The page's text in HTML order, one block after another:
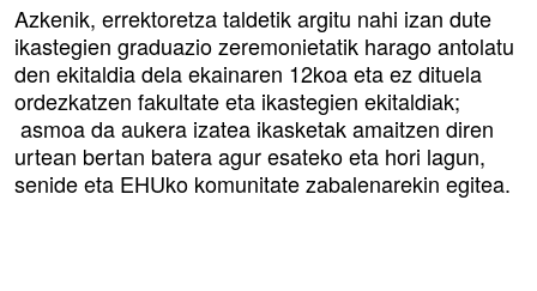
Azkenik, errektoretza taldetik argitu nahi izan dute
ikastegien graduazio zeremonietatik harago antolatu
den ekitaldia dela ekainaren 12koa eta ez dituela
ordezkatzen fakultate eta ikastegien ekitaldiak;
asmoa da aukera izatea ikasketak amaitzen diren
urtean bertan batera agur esateko eta hori lagun,
senide eta EHUko komunitate zabalenarekin egitea.